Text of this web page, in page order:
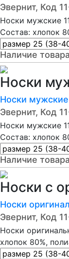
Эвернит, Код
Носки мужские
Состав: хлопок
Наличие
Носки
Носки
Эвернит, Код
Носки мужские
Состав: хлопок
Наличие
Носки с
Носки
Эвернит, Код
Носки
хлопок 80%,